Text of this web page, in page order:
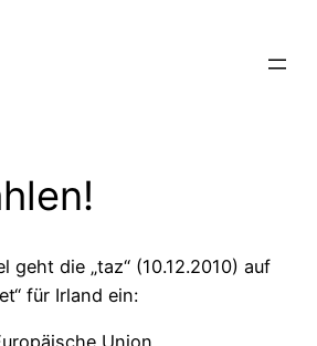
geht die „taz“ (10.12.2010) auf
für Irland ein: